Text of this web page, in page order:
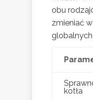
obu
zmieniać
kotła